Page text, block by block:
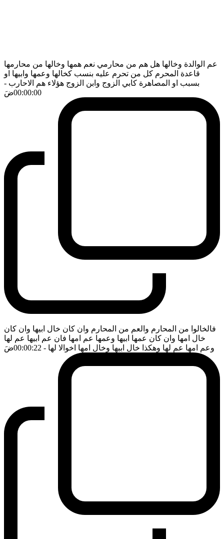
عم الوالدة وخالها هل هم من محارمي نعم همها وخالها من محارمها
قاعدة المحرم كل من تحرم عليه بنسب كخالها وعمها وابيها او
بسبب او المصاهرة كابي الزوج وابن الزوج هؤلاء هم الاحارب -
00:00:00ضَ
فالخالوا من المحارم والعم من المحارم وان كان خال ابيها وان كان
خال امها وان كان عمها ابيها وعمها عم امها فان عم ابيها عم لها
وعم امها عم لها وهكذا خال ابيها وخال امها اخوالا لها - 00:00:22 ضَ